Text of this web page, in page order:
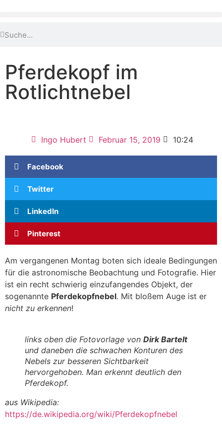
Pferdekopf im
Rotlichtnebel
Ingo Hubert Februar 15, 2019 10:24
Facebook
Twitter
LinkedIn
Pinterest
Am vergangenen Montag boten sich ideale Bedingungen
für die astronomische Beobachtung und Fotografie. Hier
ist ein recht schwierig einzufangendes Objekt, der
sogenannte Pferdekopfnebel. Mit bloßem Auge ist er
nicht zu erkennen!
links oben die Fotovorlage von Dirk Bartelt
und daneben die schwachen Konturen des
Nebels zur besseren Sichtbarkeit
hervorgehoben. Man erkennt deutlich den
Pferdekopf.
aus Wikipedia:
https://de.wikipedia.org/wiki/Pferdekopfnebel